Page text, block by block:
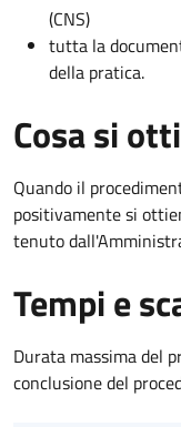
(CNS)
tutta la
della pratica.
Cosa si
Quando il
positivamente si
tenuto
Tempi e
Durata massima del
conclusione del